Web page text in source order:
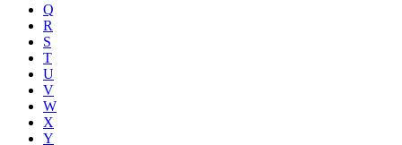
Q
R
S
T
U
V
W
X
Y